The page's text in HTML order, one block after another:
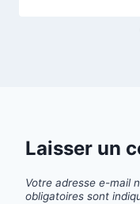
Laisser un
Votre adresse e-mail
obligatoires sont